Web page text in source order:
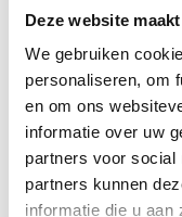
Deze website
We gebruiken
personaliseren, om
en om ons
informatie over uw
partners voor social
partners kunnen
informatie die u aan
Application error: a
loading